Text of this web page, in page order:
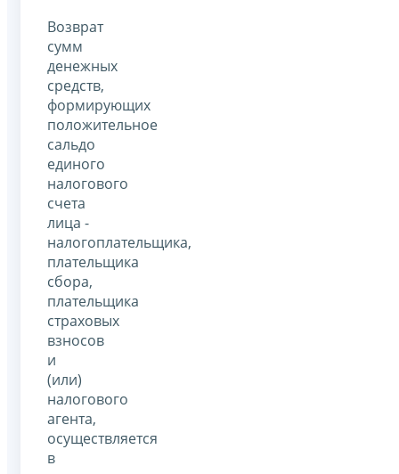
Возврат
сумм
денежных
средств,
формирующих
положительное
сальдо
единого
налогового
счета
лица -
налогоплательщика,
плательщика
сбора,
плательщика
страховых
взносов
и
(или)
налогового
агента,
осуществляется
в